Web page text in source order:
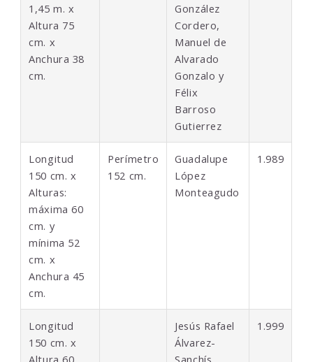
1,45 m. x
Altura 75
cm. x
Anchura 38
cm.
González
Cordero,
Manuel de
Alvarado
Gonzalo y
Félix
Barroso
Gutierrez
Longitud
150 cm. x
Alturas:
máxima 60
cm. y
mínima 52
cm. x
Anchura 45
cm.
Perímetro
152 cm.
Guadalupe
López
Monteagudo
1.989
Longitud
150 cm. x
Jesús Rafael
Álvarez-
1.999